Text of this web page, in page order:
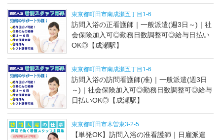
東京都町田市南成瀬五丁目1-6
訪問入浴の正看護師｜一般派遣(週3日～)｜社
会保険加入可◎勤務日数調整可◎給与日払い
OK◎【成瀬駅】
東京都町田市南成瀬五丁目1-6
訪問入浴の訪問看護師(准)｜一般派遣(週3日
～)｜社会保険加入可◎勤務日数調整可◎給与
日払いOK◎【成瀬駅】
東京都町田市木曽東3-2-5
【単発OK】訪問入浴の准看護師｜日雇派遣